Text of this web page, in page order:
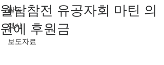
활동
행사
보도자료
월남참전 유공자회 마틴 의
원에 후원금